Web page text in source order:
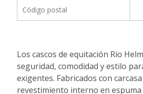
Los cascos de equitación Rio
seguridad, comodidad y estilo
exigentes. Fabricados con carcasa
revestimiento interno en espuma